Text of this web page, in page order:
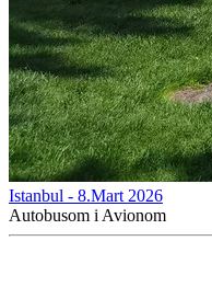
Istanbul - 8.Mart 2026
Autobusom i Avionom